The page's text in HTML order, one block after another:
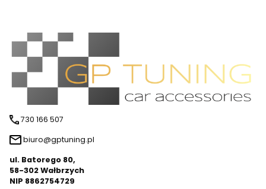
730 166 507
biuro@gptuning.pl
ul. Batorego 80,
58-302 Wałbrzych
NIP 8862754729